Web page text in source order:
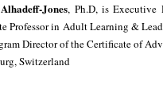
Jones, Ph.D, is Executive
Professor in Adult Learning &
Director of the Certificate of
Switzerland